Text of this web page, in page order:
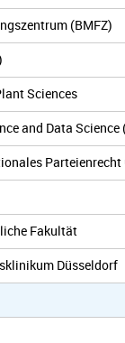
(BMFZ)
Sciences
and Data Science
Fakultät
Düsseldorf